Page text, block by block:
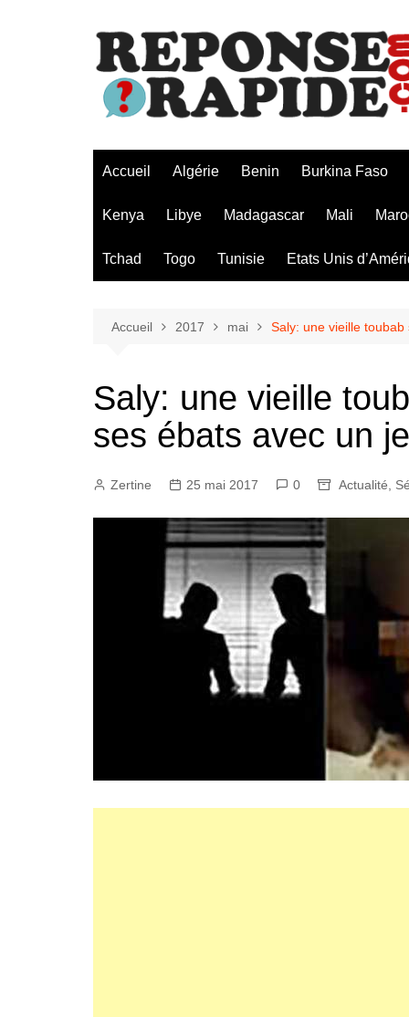
Accueil Algérie Benin Burkina Faso
Kenya Libye Madagascar Mali
Tchad Togo Tunisie Etats Unis
Accueil 2017 mai Saly: une vieille toubab
Saly: une vieille
ses ébats avec un
Zertine 25 mai 2017 0 Actualité